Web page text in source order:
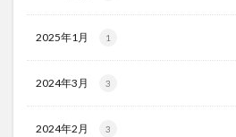
2025年1月 1
2024年3月 3
2024年2月 3